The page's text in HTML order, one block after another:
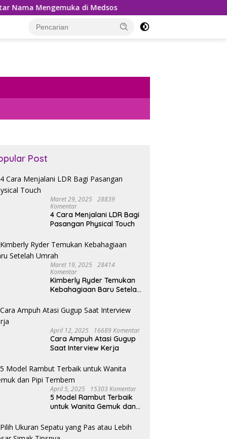
di Medsos Pemungutan PPh 22 Marketplace
Post
Maret 29, 2025
28839
Komentar
4 Cara Menjalani LDR Bagi
Pasangan Physical Touch
Maret 19, 2025
28414
Komentar
Kimberly Ryder Temukan
Kebahagiaan Baru Setelah
April 12, 2025 16689 Komentar
Cara Ampuh Atasi Gugup
Saat Interview Kerja
April 5, 2025 15303 Komentar
5 Model Rambut Terbaik
untuk Wanita Gemuk dan